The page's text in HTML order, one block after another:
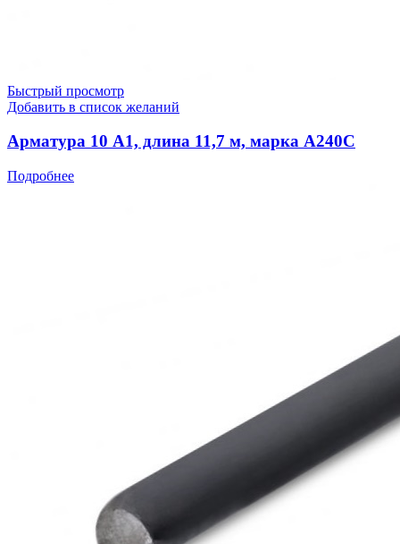
Быстрый просмотр
Добавить в список желаний
Арматура 10 А1, длина 11,7 м, марка А240С
Подробнее